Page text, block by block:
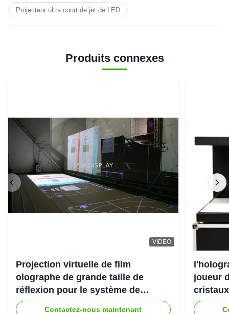
Projecteur ultra court de jet de LED
Produits connexes
VIDEO
Projection virtuelle de film
olographe de grande taille de
réflexion pour le système de
projecteur de l'hologramme 3D
Contactez-nous maintenant
joueur